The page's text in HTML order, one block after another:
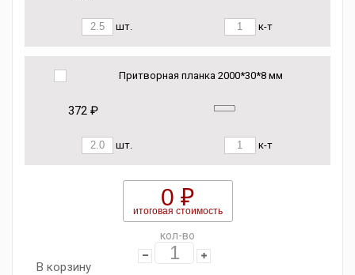
шт. к-т
Притворная планка 2000*30*8 мм
372 ₽
шт. к-т
0 ₽
итоговая стоимость
кол-во
В корзину